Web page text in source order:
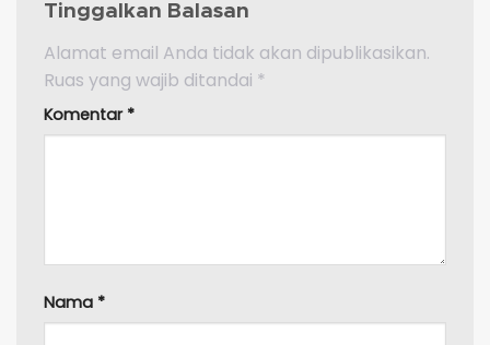
Tinggalkan Balasan
Alamat email Anda tidak akan dipublikasikan.
Ruas yang wajib ditandai *
Komentar *
Nama *